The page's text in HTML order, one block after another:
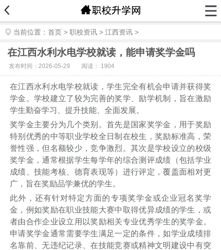
当前位置： 首页 > 职校资讯 > 江西资讯 >
在江西水利水电学校就读，能申请奖学金吗
发布时间：2026-05-29 阅读： 1904
在江西水利水电学校就读，学生完全有机会申请并获得奖
学金。学校建立了较为完善的奖学、励学机制，旨在激励
学生勤奋学习、提升技能、全面发展。
奖学金主要分为几个类别。首先是国家奖学金，用于奖励
特别优秀的中等职业学校全日制在校生，奖励标准高，荣
誉性强，但名额较少，竞争激烈。其次是学校设立的校级
奖学金，通常根据学生每学年的综合测评成绩（包括学业
成绩、技能考核、德育表现等）进行评定，覆盖面相对更
广，旨在奖励品学兼优的学生。
此外，还有针对特定方面的专项奖学金或企业冠名奖学
金，例如奖励在职业技能大赛中取得优异成绩的学生，或
者由合作企业设立用以奖励相关专业优秀学生的奖学金。
申请奖学金通常需要学生满足一定的条件，如学业成绩排
名靠前、无违纪记录、在技能竞赛或精神文明建设中有突